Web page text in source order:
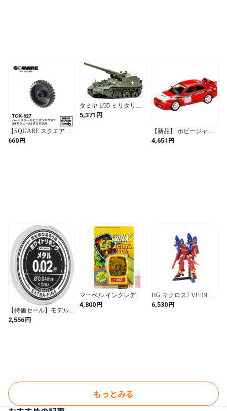
【SQUARE スクエア】
ハードスチールピニオン
ギヤ27T(06モジュール)
660円
タミヤ 1/35 ミリタリー
ミニチュアシリーズ
No.351 アメリカ 陸軍
5,371 円
【新品】 ホビージャパ
ン HJ64 1/64 三菱
LANCER RS
4,651 円
【特価セール】モデルカ
ステン 艦船模型用白色
張り線 ホワイトリギン
2,556円
マーベル インクレディ
ブル・ハルク アクショ
ンボックス 黄色 1978 未
4,800円
HG マクロス7 VF-19改
ファイヤーバルキリー
サウンドブースター装備
6,530円
もっとみる